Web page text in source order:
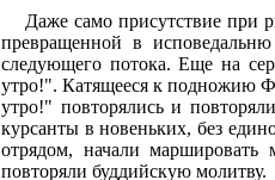
Даже само присутствие при
превращенной в
следующего потока. Еще на
утро!". Катящееся к подножию
утро!" повторялись и
курсанты в новеньких, без
отрядом, начали
повторяли буддийскую молитву.